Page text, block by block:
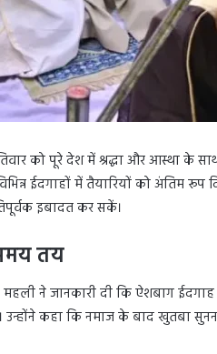
को पूरे देश में श्रद्धा और आस्था के
ईदगाहों में तैयारियों को अंतिम रूप
इबादत कर सकें।
तय
ने जानकारी दी कि ऐशबाग
कहा कि नमाज के बाद खुतबा